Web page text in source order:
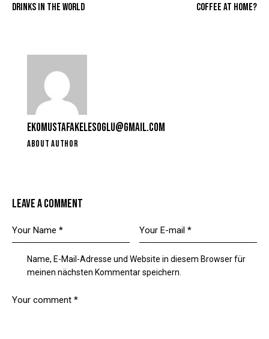
DRINKS IN THE WORLD
COFFEE AT HOME?
EKOMUSTAFAKELESOGLU@GMAIL.COM
ABOUT AUTHOR
LEAVE A COMMENT
Name, E-Mail-Adresse und Website in diesem Browser für
meinen nächsten Kommentar speichern.